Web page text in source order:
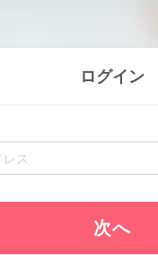
ログイン